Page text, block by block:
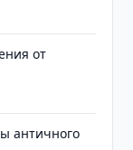
от
античного